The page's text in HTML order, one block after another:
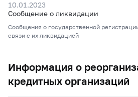
10.01.2023
Сообщение о ликвидации
Сообщения о государственной
связи с их ликвидацией
Информация о
кредитных организаций